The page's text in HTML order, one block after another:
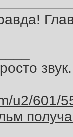
u2/601/